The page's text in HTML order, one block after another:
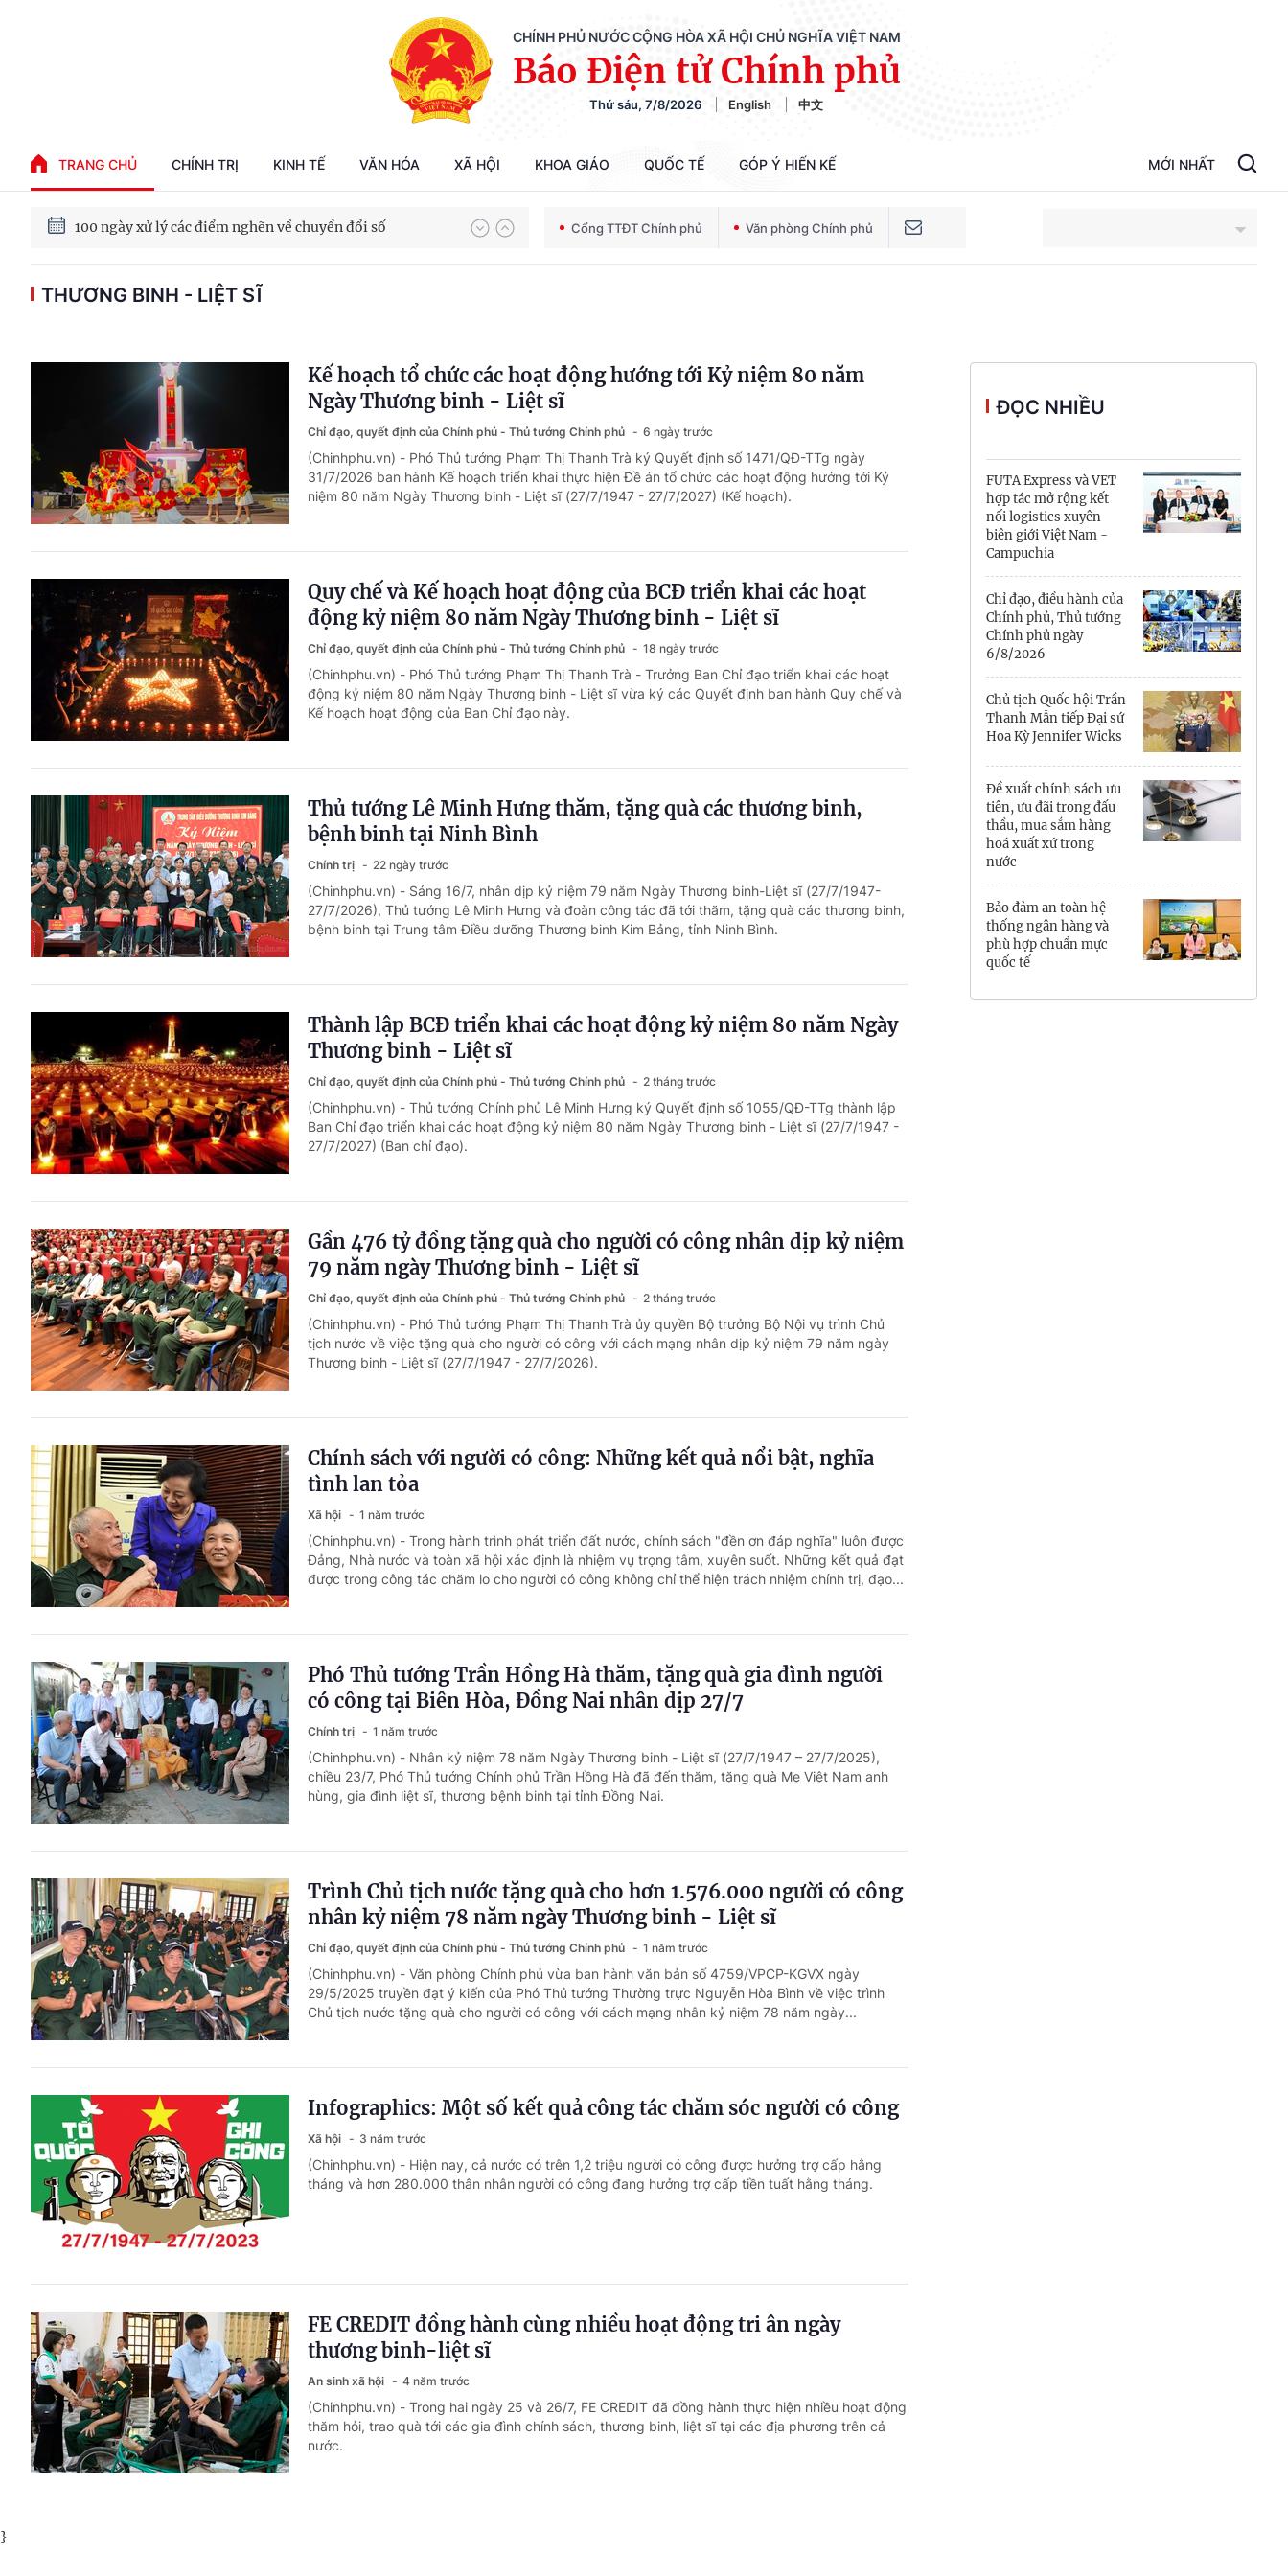
CHÍNH PHỦ NƯỚC CỘNG HÒA XÃ HỘI CHỦ NGHĨA VIỆT NAM
Báo Điện tử Chính phủ
Thứ sáu, 7/8/2026 English 中文
TRANG CHỦ CHÍNH TRỊ KINH TẾ VĂN HÓA XÃ HỘI KHOA GIÁO QUỐC TẾ GÓP Ý HIẾN KẾ MỚI NHẤT
Cổng TTĐT Chính phủ Văn phòng Chính phủ
Cần Thơ
Điện Biên
Đắk Lắk
Đồng Nai
Đồng Tháp
Gia Lai
Hồ Chí Minh
Hà Tĩnh
Hưng Yên
Hải Phòng
THƯƠNG BINH - LIỆT SĨ
Kế hoạch tổ chức các hoạt động hướng tới Kỷ niệm 80 năm
Ngày Thương binh - Liệt sĩ
Chỉ đạo, quyết định của Chính phủ - Thủ tướng Chính phủ 6 ngày trước
(Chinhphu.vn) - Phó Thủ tướng Phạm Thị Thanh Trà ký Quyết định số 1471/QĐ-TTg ngày
31/7/2026 ban hành Kế hoạch triển khai thực hiện Đề án tổ chức các hoạt động hướng tới Kỷ
niệm 80 năm Ngày Thương binh - Liệt sĩ (27/7/1947 - 27/7/2027) (Kế hoạch).
Quy chế và Kế hoạch hoạt động của BCĐ triển khai các hoạt
động kỷ niệm 80 năm Ngày Thương binh - Liệt sĩ
Chỉ đạo, quyết định của Chính phủ - Thủ tướng Chính phủ 18 ngày trước
(Chinhphu.vn) - Phó Thủ tướng Phạm Thị Thanh Trà - Trưởng Ban Chỉ đạo triển khai các hoạt
động kỷ niệm 80 năm Ngày Thương binh - Liệt sĩ vừa ký các Quyết định ban hành Quy chế và
Kế hoạch hoạt động của Ban Chỉ đạo này.
Thủ tướng Lê Minh Hưng thăm, tặng quà các thương binh,
bệnh binh tại Ninh Bình
Chính trị 22 ngày trước
(Chinhphu.vn) - Sáng 16/7, nhân dịp kỷ niệm 79 năm Ngày Thương binh-Liệt sĩ (27/7/1947-
27/7/2026), Thủ tướng Lê Minh Hưng và đoàn công tác đã tới thăm, tặng quà các thương binh,
bệnh binh tại Trung tâm Điều dưỡng Thương binh Kim Bảng, tỉnh Ninh Bình.
Thành lập BCĐ triển khai các hoạt động kỷ niệm 80 năm Ngày
Thương binh - Liệt sĩ
Chỉ đạo, quyết định của Chính phủ - Thủ tướng Chính phủ 2 tháng trước
(Chinhphu.vn) - Thủ tướng Chính phủ Lê Minh Hưng ký Quyết định số 1055/QĐ-TTg thành lập
Ban Chỉ đạo triển khai các hoạt động kỷ niệm 80 năm Ngày Thương binh - Liệt sĩ (27/7/1947 -
27/7/2027) (Ban chỉ đạo).
Gần 476 tỷ đồng tặng quà cho người có công nhân dịp kỷ niệm
79 năm ngày Thương binh - Liệt sĩ
Chỉ đạo, quyết định của Chính phủ - Thủ tướng Chính phủ 2 tháng trước
(Chinhphu.vn) - Phó Thủ tướng Phạm Thị Thanh Trà ủy quyền Bộ trưởng Bộ Nội vụ trình Chủ
tịch nước về việc tặng quà cho người có công với cách mạng nhân dịp kỷ niệm 79 năm ngày
Thương binh - Liệt sĩ (27/7/1947 - 27/7/2026).
Chính sách với người có công: Những kết quả nổi bật, nghĩa
tình lan tỏa
Xã hội 1 năm trước
(Chinhphu.vn) - Trong hành trình phát triển đất nước, chính sách "đền ơn đáp nghĩa" luôn được
Đảng, Nhà nước và toàn xã hội xác định là nhiệm vụ trọng tâm, xuyên suốt. Những kết quả đạt
được trong công tác chăm lo cho người có công không chỉ thể hiện trách nhiệm chính trị, đạo...
Phó Thủ tướng Trần Hồng Hà thăm, tặng quà gia đình người
có công tại Biên Hòa, Đồng Nai nhân dịp 27/7
Chính trị 1 năm trước
(Chinhphu.vn) - Nhân kỷ niệm 78 năm Ngày Thương binh - Liệt sĩ (27/7/1947 – 27/7/2025),
chiều 23/7, Phó Thủ tướng Chính phủ Trần Hồng Hà đã đến thăm, tặng quà Mẹ Việt Nam anh
hùng, gia đình liệt sĩ, thương bệnh binh tại tỉnh Đồng Nai.
Trình Chủ tịch nước tặng quà cho hơn 1.576.000 người có công
nhân kỷ niệm 78 năm ngày Thương binh - Liệt sĩ
Chỉ đạo, quyết định của Chính phủ - Thủ tướng Chính phủ 1 năm trước
(Chinhphu.vn) - Văn phòng Chính phủ vừa ban hành văn bản số 4759/VPCP-KGVX ngày
29/5/2025 truyền đạt ý kiến của Phó Thủ tướng Thường trực Nguyễn Hòa Bình về việc trình
Chủ tịch nước tặng quà cho người có công với cách mạng nhân kỷ niệm 78 năm ngày...
Infographics: Một số kết quả công tác chăm sóc người có công
Xã hội 3 năm trước
(Chinhphu.vn) - Hiện nay, cả nước có trên 1,2 triệu người có công được hưởng trợ cấp hằng
tháng và hơn 280.000 thân nhân người có công đang hưởng trợ cấp tiền tuất hằng tháng.
FE CREDIT đồng hành cùng nhiều hoạt động tri ân ngày
thương binh-liệt sĩ
An sinh xã hội 4 năm trước
(Chinhphu.vn) - Trong hai ngày 25 và 26/7, FE CREDIT đã đồng hành thực hiện nhiều hoạt động
thăm hỏi, trao quà tới các gia đình chính sách, thương binh, liệt sĩ tại các địa phương trên cả
nước.
ĐỌC NHIỀU
FUTA Express và VET
hợp tác mở rộng kết
nối logistics xuyên
biên giới Việt Nam -
Campuchia
Chỉ đạo, điều hành của
Chính phủ, Thủ tướng
Chính phủ ngày
6/8/2026
Chủ tịch Quốc hội Trần
Thanh Mẫn tiếp Đại sứ
Hoa Kỳ Jennifer Wicks
Đề xuất chính sách ưu
tiên, ưu đãi trong đấu
thầu, mua sắm hàng
hoá xuất xứ trong
nước
Bảo đảm an toàn hệ
thống ngân hàng và
phù hợp chuẩn mực
quốc tế
}